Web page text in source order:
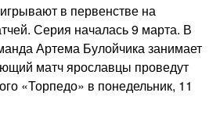
в первенстве на
Серия началась 9 марта. В
Артема Булойчика занимает
матч ярославцы проведут
«Торпедо» в понедельник, 11